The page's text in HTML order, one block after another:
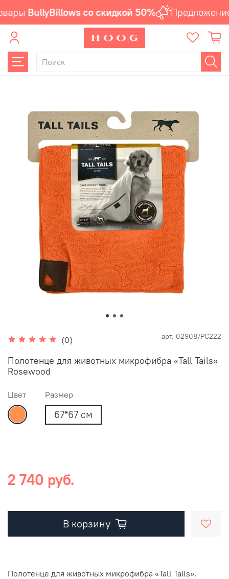
BullyBillows со скидкой 50% Предложение
(0) арт. 02908/PC222
Полотенце для животных микрофибра «Tall Tails»
Rosewood
Цвет Размер
67*67 см
2 740 руб.
В корзину
Полотенце для животных микрофибра «Tall Tails»,